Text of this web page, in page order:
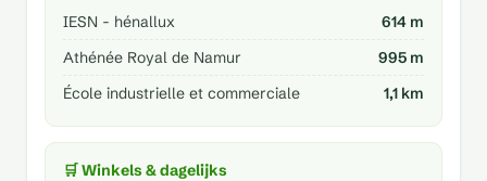
IESN - hénallux
614 m
Athénée Royal de Namur
995 m
École industrielle et commerciale
1,1 km
🛒 Winkels & dagelijks